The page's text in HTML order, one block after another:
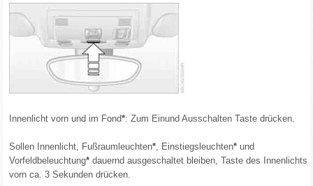
Innenlicht vorn und im Fond*: Zum Einund Ausschalten Taste drücken.
Sollen Innenlicht, Fußraumleuchten*, Einstiegsleuchten*und
Vorfeldbeleuchtung*dauernd ausgeschaltet bleiben, Taste des Innenlichts
vorn ca. 3 Sekunden drücken.